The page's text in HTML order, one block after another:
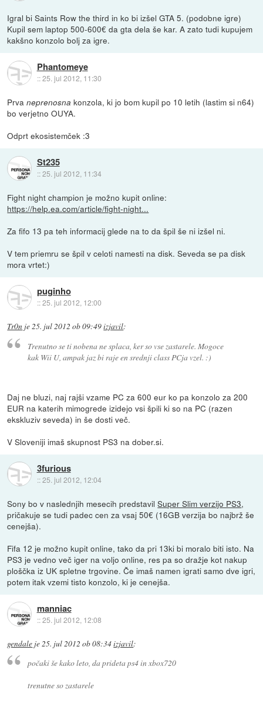
Igral bi Saints Row the third in ko bi izšel GTA 5. (podobne igre)
Kupil sem laptop 500-600€ da gta dela še kar. A zato tudi kupujem
kakšno konzolo bolj za igre.
Phantomeye
::25. jul 2012, 11:30
Prvaneprenosna konzola, ki jo bom kupil po 10 letih (lastim si n64)
bo verjetno OUYA.
Odprt ekosistemček :3
St235
::25. jul 2012, 11:34
Fight night champion je možno kupit online:
https://help.ea.com/article/fight-night...
Za fifo 13 pa teh informacij glede na to da špil še ni izšel ni.
V tem priemru se špil v celoti namesti na disk. Seveda se pa disk
mora vrtet:)
puginho
::25. jul 2012, 12:00
Tr0n je25. jul 2012 ob 09:49izjavil:
Trenutno se ti nobena ne splaca, ker so vse zastarele. Mogoce
kak Wii U, ampak jaz bi raje en srednji class PCja vzel. :)
Daj ne bluzi, naj rajši vzame PC za 600 eur ko pa konzolo za 200
EUR na katerih mimogrede izidejo vsi špili ki so na PC (razen
ekskluziv seveda) in še dosti več.
V Sloveniji imaš skupnost PS3 na dober.si.
3furious
::25. jul 2012, 12:04
Sony bo v naslednjih mesecih predstavilSuper Slim verzijo PS3,
pričakuje se tudi padec cen za vsaj 50€ (16GB verzija bo najbrž še
cenejša).
Fifa 12 je možno kupit online, tako da pri 13ki bi moralo biti isto. Na
PS3 je vedno več iger na voljo online, res pa so dražje kot nakup
ploščka iz UK spletne trgovine. Če imaš namen igrati samo dve igri,
potem itak vzemi tisto konzolo, ki je cenejša.
manniac
::25. jul 2012, 12:08
gendale je 25. jul 2012 ob 08:34izjavil:
počaki še kako leto, da prideta ps4 in xbox720
trenutne so zastarele